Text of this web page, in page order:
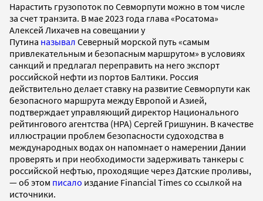
Нарастить грузопоток по Севморпути можно в том числе
за счет транзита. В мае 2023 года глава «Росатома»
Алексей Лихачев на совещании у
Путина называл Северный морской путь «самым
привлекательным и безопасным маршрутом» в условиях
санкций и предлагал переправить на него экспорт
российской нефти из портов Балтики. Россия
действительно делает ставку на развитие Севморпути как
безопасного маршрута между Европой и Азией,
подтверждает управляющий директор Национального
рейтингового агентства (НРА) Сергей Гришунин. В качестве
иллюстрации проблем безопасности судоходства в
международных водах он напомнает о намерении Дании
проверять и при необходимости задерживать танкеры с
российской нефтью, проходящие через Датские проливы,
— об этом писало издание Financial Times со ссылкой на
источники.